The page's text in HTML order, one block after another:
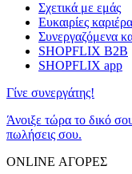
Σχετικά με εμάς
Ευκαιρίες
Συνεργαζόμενα
SHOPFLIX B2B
SHOPFLIX app
Γίνε συνεργάτης!
Άνοιξε τώρα το δικό
πωλήσεις σου.
ONLINE ΑΓΟΡΕΣ